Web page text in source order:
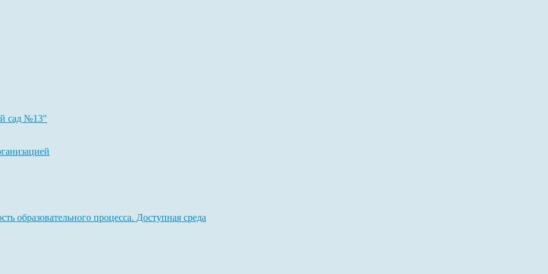
сад №13"
образовательного процесса. Доступная среда